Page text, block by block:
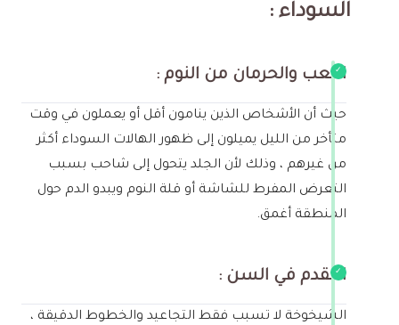
السوداء :
التعب والحرمان من النوم :
حيث أن الأشخاص الذين ينامون أقل أو يعملون في وقت
متأخر من الليل يميلون إلى ظهور الهالات السوداء أكثر
من غيرهم ، وذلك لأن الجلد يتحول إلى شاحب بسبب
التعرض المفرط للشاشة أو قلة النوم ويبدو الدم حول
المنطقة أغمق.
التقدم في السن :
الشيخوخة لا تسبب فقط التجاعيد والخطوط الدقيقة ،